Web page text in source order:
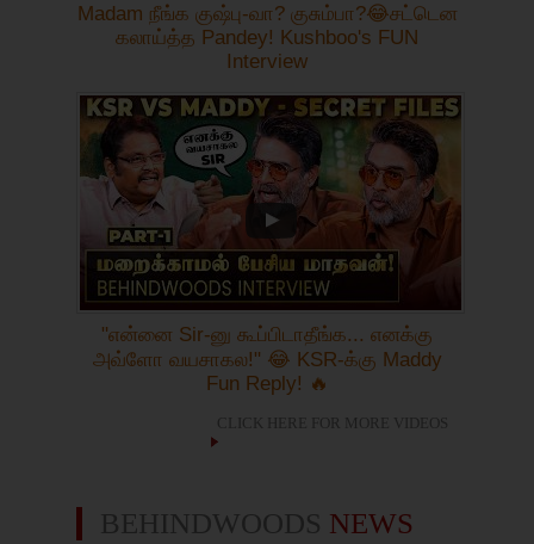
Madam நீங்க குஷ்பு-வா? குசும்பா?😂சட்டென
கலாய்த்த Pandey! Kushboo's FUN
Interview
"என்னை Sir-னு கூப்பிடாதீங்க... எனக்கு
அவ்ளோ வயசாகல!" 😂 KSR-க்கு Maddy
Fun Reply! 🔥
CLICK HERE FOR MORE VIDEOS
BEHINDWOODS NEWS